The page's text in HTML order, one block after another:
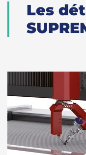
Les